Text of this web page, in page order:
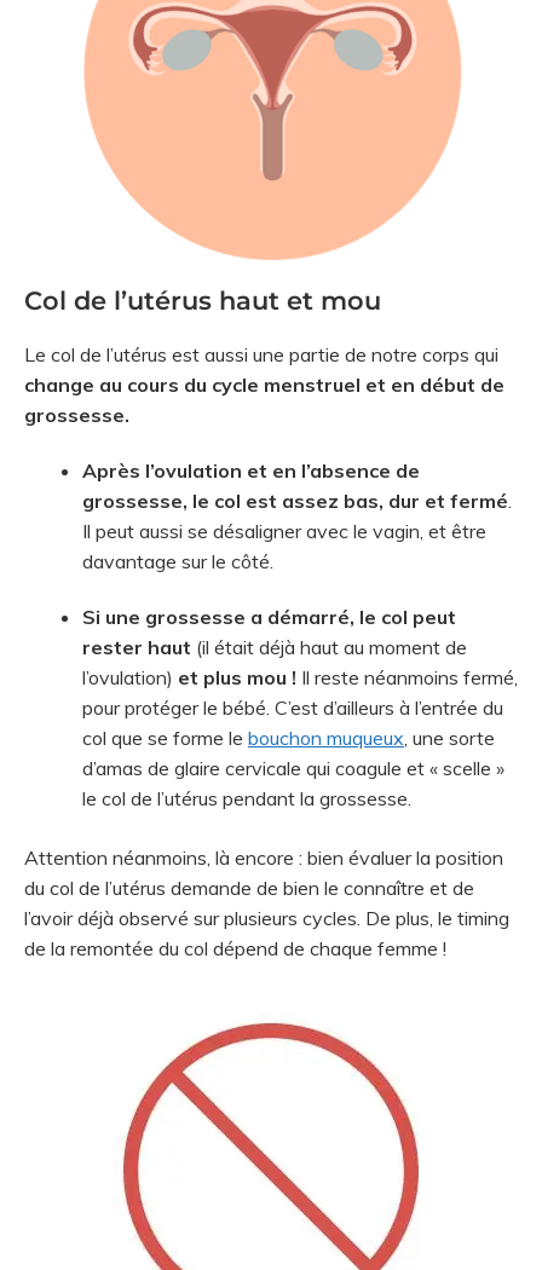
Col de l’utérus haut et mou
Le col de l’utérus est aussi une partie de notre corps qui
change au cours du cycle menstruel et en début de
grossesse.
Après l’ovulation et en l’absence de
grossesse, le col est assez bas, dur et fermé.
Il peut aussi se désaligner avec le vagin, et être
davantage sur le côté.
Si une grossesse a démarré, le col peut
rester haut (il était déjà haut au moment de
l’ovulation) et plus mou ! Il reste néanmoins fermé,
pour protéger le bébé. C’est d’ailleurs à l’entrée du
col que se forme le bouchon muqueux , une sorte
d’amas de glaire cervicale qui coagule et « scelle »
le col de l’utérus pendant la grossesse.
Attention néanmoins, là encore : bien évaluer la position
du col de l’utérus demande de bien le connaître et de
l’avoir déjà observé sur plusieurs cycles. De plus, le timing
de la remontée du col dépend de chaque femme !